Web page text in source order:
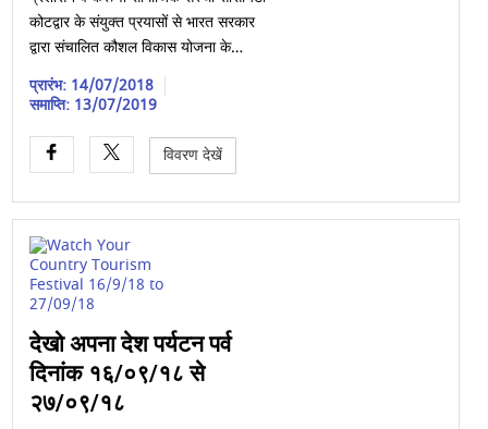
कोटद्वार के संयुक्त प्रयासों से भारत सरकार
द्वारा संचालित कौशल विकास योजना के…
प्रारंभ: 14/07/2018
समाप्ति: 13/07/2019
विवरण देखें
देखो अपना देश पर्यटन पर्व
दिनांक १६/०९/१८ से
२७/०९/१८